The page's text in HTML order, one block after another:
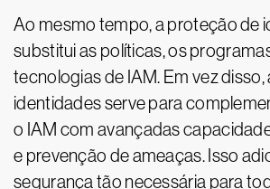
Ao mesmo tempo, a proteção de
substitui as políticas, os
tecnologias de IAM. Em vez
identidades serve para
o IAM com avançadas
e prevenção de ameaças. Isso
segurança tão necessária para